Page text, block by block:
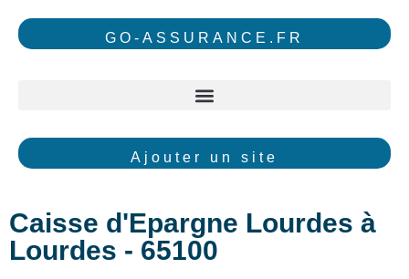
GO-ASSURANCE.FR
Ajouter un site
Caisse d'Epargne Lourdes à
Lourdes - 65100